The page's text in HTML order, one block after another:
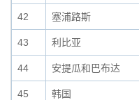
42 塞浦路斯
43 利比亚
44 安提瓜和巴布达
45 韩国